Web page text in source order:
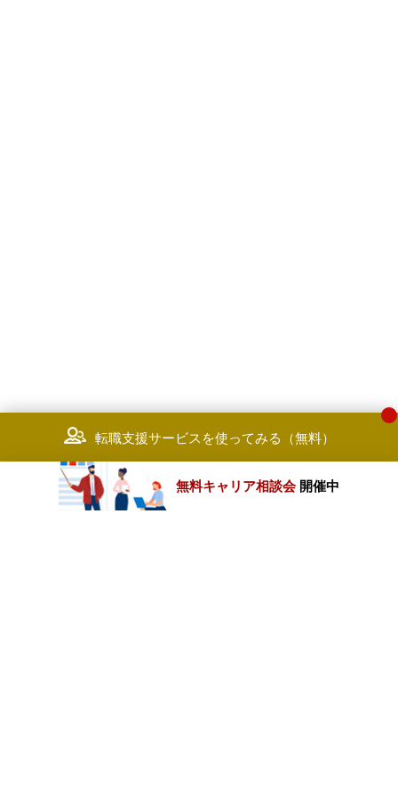
転職支援サービスを使ってみる（無料）
無料キャリア相談会 開催中